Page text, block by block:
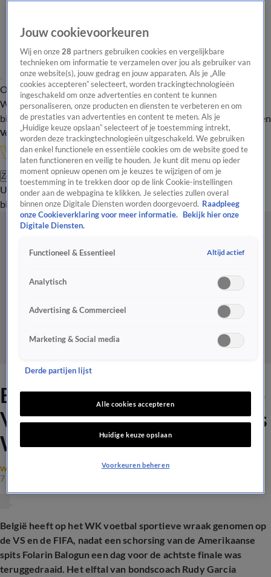
Overzicht Onze programma's Uitzendingen Onze gezichten
In de
WandelgangenInterviewsUitzending
bijwonenPodcastShopVeelgestelde vragenKijkersvraag insturen
Volg Vandaag Inside
Zoeken
UitzendingenVandaag InsideDe OranjezomerShopUitzending
bijwonen
België na sportieve wraak op
VS en FIFA naar kwartfinales
WK
WK VOETBAL
7 juli 2026, 08:49
België heeft op het WK voetbal sportieve wraak genomen op
de VS en de FIFA, nadat een schorsing van de Amerikaanse
spits Folarin Balogun een dag voor de achtste finale was
teruggedraaid. Het elftal van bondscoach Rudy Garcia
Jouw cookievoorkeuren
Wij en onze28 partners gebruiken cookies en vergelijkbare
technieken om informatie te verzamelen over jou als gebruiker van
onze website(s), jouw gedrag en jouw apparaten. Als je „Alle
cookies accepteren” selecteert, worden trackingtechnologieën
ingeschakeld om onze advertenties en content te kunnen
personaliseren, onze producten en diensten te verbeteren en om
de prestaties van advertenties en content te meten. Als je
„Huidige keuze opslaan” selecteert of je toestemming intrekt,
worden deze trackingtechnologieën uitgeschakeld. We gebruiken
dan enkel functionele en essentiële cookies om de website goed te
laten functioneren en veilig te houden. Je kunt dit menu op ieder
moment opnieuw openen om je keuzes te wijzigen of om je
toestemming in te trekken door op de link Cookie-instellingen
onder aan de webpagina te klikken. Je selecties zullen overal
binnen onze Digitale Diensten worden doorgevoerd. Raadpleeg
onze Cookieverklaring voor meer informatie.
Bekijk hier onze
Digitale Diensten.
Functioneel & Essentieel Altijd actief
Analytisch
Advertising & Commercieel
Marketing & Social media
Derde partijen lijst
Alle cookies accepteren
Huidige keuze opslaan
Voorkeuren beheren